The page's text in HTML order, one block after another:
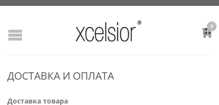
0
ДОСТАВКА И ОПЛАТА
Доставка товарa